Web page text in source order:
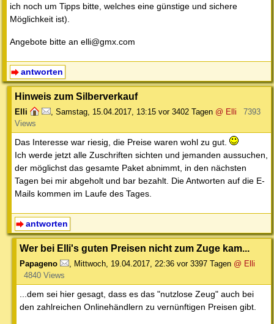
ich noch um Tipps bitte, welches eine günstige und sichere
Möglichkeit ist).
Angebote bitte an elli@gmx.com
antworten
Hinweis zum Silberverkauf
Elli Samstag, 15.04.2017, 13:15 vor 3402 Tagen @ Elli
7393
Views
Das Interesse war riesig, die Preise waren wohl zu gut.
Ich werde jetzt alle Zuschriften sichten und jemanden aussuchen,
der möglichst das gesamte Paket abnimmt, in den nächsten
Tagen bei mir abgeholt und bar bezahlt. Die Antworten auf die E-
Mails kommen im Laufe des Tages.
antworten
Wer bei Elli's guten Preisen nicht zum Zuge kam...
Papageno Mittwoch, 19.04.2017, 22:36 vor 3397 Tagen @ Elli
4840 Views
...dem sei hier gesagt, dass es das "nutzlose Zeug" auch bei
den zahlreichen Onlinehändlern zu vernünftigen Preisen gibt.